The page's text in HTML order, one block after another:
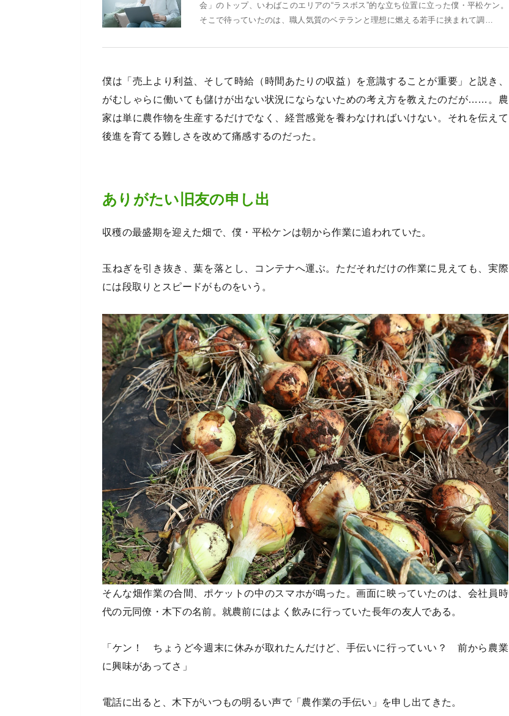
会」のトップ、いわばこのエリアの“ラスボス”的な立ち位置に立った僕・平松ケン。
そこで待っていたのは、職人気質のベテランと理想に燃える若手に挟まれて調…
僕は「売上より利益、そして時給（時間あたりの収益）を意識することが重要」と説き、
がむしゃらに働いても儲けが出ない状況にならないための考え方を教えたのだが……。農
家は単に農作物を生産するだけでなく、経営感覚を養わなければいけない。それを伝えて
後進を育てる難しさを改めて痛感するのだった。
ありがたい旧友の申し出
収穫の最盛期を迎えた畑で、僕・平松ケンは朝から作業に追われていた。
玉ねぎを引き抜き、葉を落とし、コンテナへ運ぶ。ただそれだけの作業に見えても、実際
には段取りとスピードがものをいう。
そんな畑作業の合間、ポケットの中のスマホが鳴った。画面に映っていたのは、会社員時
代の元同僚・木下の名前。就農前にはよく飲みに行っていた長年の友人である。
「ケン！ ちょうど今週末に休みが取れたんだけど、手伝いに行っていい？ 前から農業
に興味があってさ」
電話に出ると、木下がいつもの明るい声で「農作業の手伝い」を申し出てきた。